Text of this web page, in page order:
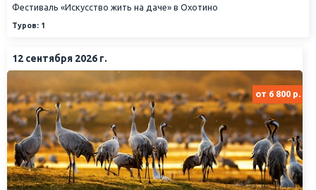
Фестиваль «Искусство жить на даче» в Охотино
Туров: 1
12 сентября 2026 г.
от 6 800 р.